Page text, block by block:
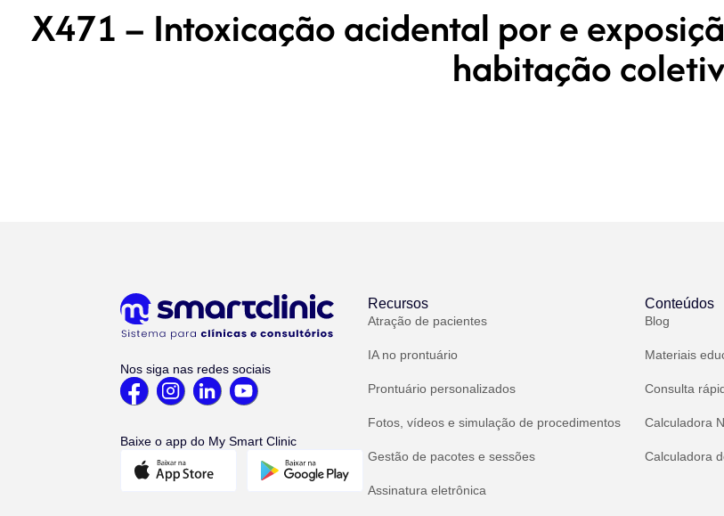
X471 – Intoxicação acidental por e
habitação
Nos siga nas redes sociais
Baixe o app do My Smart Clinic
Recursos
Atração de pacientes
IA no prontuário
Prontuário personalizados
Fotos, vídeos e simulação de procedimentos
Gestão de pacotes e sessões
Assinatura eletrônica
Conteúdos
Blog
Materiais
Consulta
Calculadora
Calculadora